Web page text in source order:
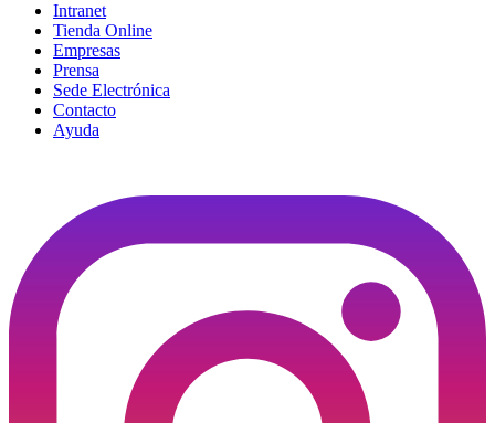
Intranet
Tienda Online
Empresas
Prensa
Sede Electrónica
Contacto
Ayuda